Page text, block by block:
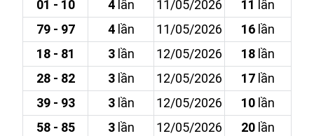
01 - 10
4lần 11/05/2026 11 lần
79 - 97
4lần 11/05/2026 16 lần
18 - 81
3lần 12/05/2026 18 lần
28 - 82
3lần 12/05/2026 17 lần
39 - 93
3lần 12/05/2026 10 lần
58 - 85
3lần 12/05/2026 20 lần